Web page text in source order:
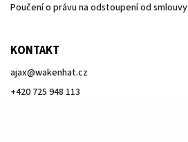
Poučení o právu na odstoupení od smlouvy
KONTAKT
ajax@wakenhat.cz
+420 725 948 113